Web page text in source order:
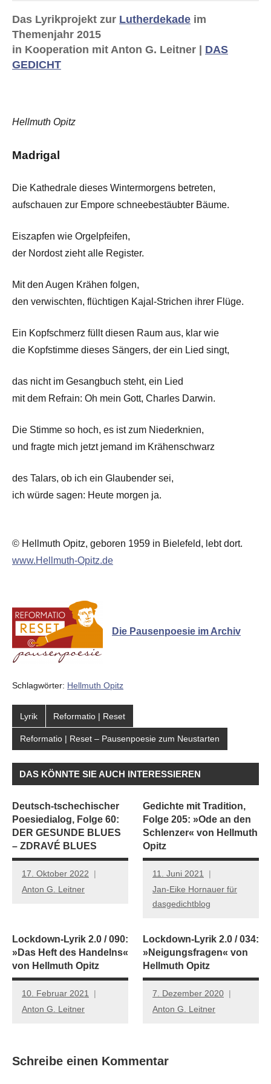
Das Lyrikprojekt zur Lutherdekade im
Themenjahr 2015
in Kooperation mit Anton G. Leitner | DAS
GEDICHT
Hellmuth Opitz
Madrigal
Die Kathedrale dieses Wintermorgens betreten,
aufschauen zur Empore schneebestäubter Bäume.
Eiszapfen wie Orgelpfeifen,
der Nordost zieht alle Register.
Mit den Augen Krähen folgen,
den verwischten, flüchtigen Kajal-Strichen ihrer Flüge.
Ein Kopfschmerz füllt diesen Raum aus, klar wie
die Kopfstimme dieses Sängers, der ein Lied singt,
das nicht im Gesangbuch steht, ein Lied
mit dem Refrain: Oh mein Gott, Charles Darwin.
Die Stimme so hoch, es ist zum Niederknien,
und fragte mich jetzt jemand im Krähenschwarz
des Talars, ob ich ein Glaubender sei,
ich würde sagen: Heute morgen ja.
© Hellmuth Opitz, geboren 1959 in Bielefeld, lebt dort.
www.Hellmuth-Opitz.de
Die Pausenpoesie im Archiv
Schlagwörter: Hellmuth Opitz
Lyrik Reformatio | Reset
Reformatio | Reset – Pausenpoesie zum Neustarten
DAS KÖNNTE SIE AUCH INTERESSIEREN
Deutsch-tschechischer
Poesiedialog, Folge 60:
DER GESUNDE BLUES
– ZDRAVÉ BLUES
17. Oktober 2022
Anton G. Leitner
Gedichte mit Tradition,
Folge 205: »Ode an den
Schlenzer« von Hellmuth
Opitz
11. Juni 2021
Jan-Eike Hornauer für
dasgedichtblog
Lockdown-Lyrik 2.0 / 090:
»Das Heft des Handelns«
von Hellmuth Opitz
10. Februar 2021
Anton G. Leitner
Lockdown-Lyrik 2.0 / 034:
»Neigungsfragen« von
Hellmuth Opitz
7. Dezember 2020
Anton G. Leitner
Schreibe einen Kommentar